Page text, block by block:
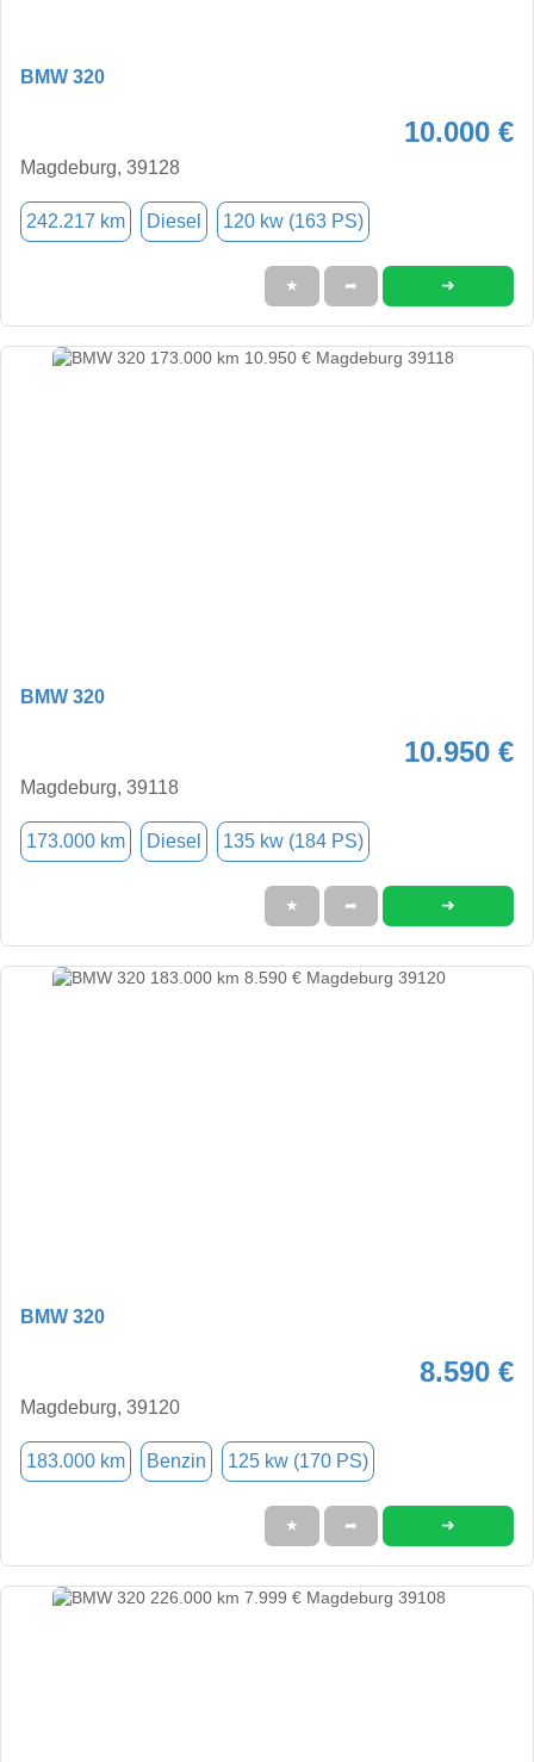
BMW 320
10.000 €
Magdeburg, 39128
242.217 km Diesel 120 kw (163 PS)
★ ➦ ➜
BMW 320
10.950 €
Magdeburg, 39118
173.000 km Diesel 135 kw (184 PS)
★ ➦ ➜
BMW 320
8.590 €
Magdeburg, 39120
183.000 km Benzin 125 kw (170 PS)
★ ➦ ➜